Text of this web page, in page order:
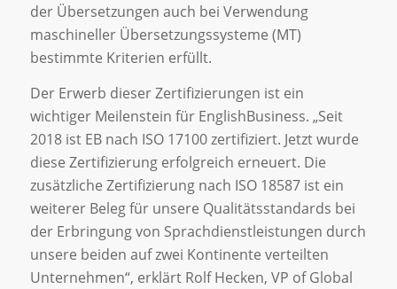
der Übersetzungen auch bei Verwendung
maschineller Übersetzungssysteme (MT)
bestimmte Kriterien erfüllt.
Der Erwerb dieser Zertifizierungen ist ein
wichtiger Meilenstein für EnglishBusiness. „Seit
2018 ist EB nach ISO 17100 zertifiziert. Jetzt wurde
diese Zertifizierung erfolgreich erneuert. Die
zusätzliche Zertifizierung nach ISO 18587 ist ein
weiterer Beleg für unsere Qualitätsstandards bei
der Erbringung von Sprachdienstleistungen durch
unsere beiden auf zwei Kontinente verteilten
Unternehmen“, erklärt Rolf Hecken, VP of Global